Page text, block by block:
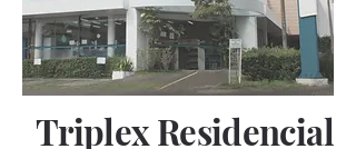
Triplex Residencial